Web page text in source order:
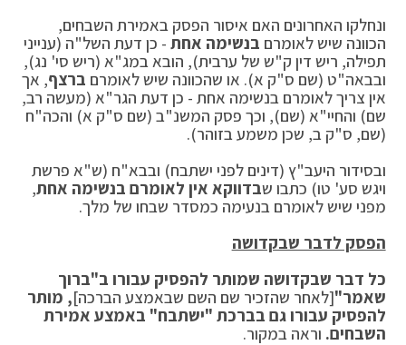
ונחלקו האחרונים האם איסור הפסק באמירת השבחים,
הכוונה שיש לאומרם בנשימה אחת - כן דעת השל"ה (ענייני
תפילה, ריש דין ק"ש של ערבית), הובא במג"א (ריש סי' נג),
ובבאה"ט (שם ס"ק א). או שהכוונה שיש לאומרם ברצף, אך
אין צריך לאומרם בנשימה אחת - כן דעת הגר"א (מעשה רב,
שם) והחיי"א (שם), וכך פסק המשנ"ב (שם ס"ק א) והכה"ח
(שם, ס"ק ב, שכן משמע בזוהר).
ובסידור היעב"ץ (דינים לפני ישתבח) ובבא"ח (ש"א פרשת
ויגש סע' טו) כתבו שבדווקא אין לאומרם בנשימה אחת,
מפני שיש לאומרם בנעימה כמסדר שבחו של מלך.
הפסק לדבר שבקדושה
כל דבר שבקדושה שמותר להפסיק עבורו ב"ברוך
שאמר"[לאחר שהזכיר שם השם שבאמצע הברכה], מותר
להפסיק עבורו גם בברכת "ישתבח" באמצע אמירת
השבחים. וראה במקור.